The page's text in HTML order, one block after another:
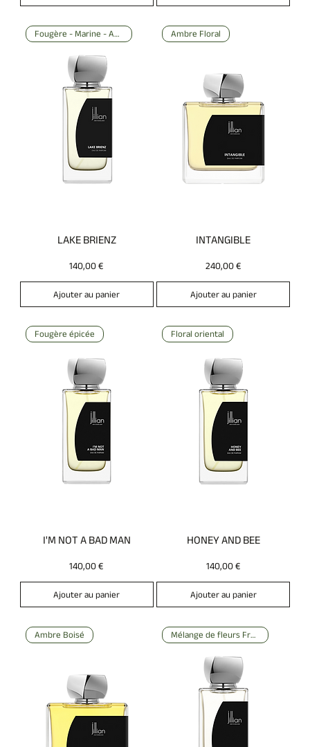
Fougère - Marine - Ambre
LAKE BRIENZ
Prix
140,00 €
Ajouter au panier
Ambre Floral
INTANGIBLE
Prix
240,00 €
Ajouter au panier
Fougère épicée
I'M NOT A BAD MAN
Prix
140,00 €
Ajouter au panier
Floral oriental
HONEY AND BEE
Prix
140,00 €
Ajouter au panier
Ambre Boisé Mélange de fleurs Fruité